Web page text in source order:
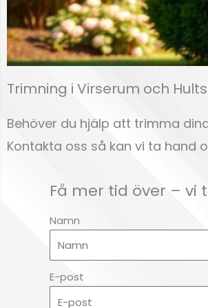
Trimning i Virserum och
Behöver du hjälp att trimma
Kontakta oss så kan vi ta
Få mer tid över –
Namn
E-post